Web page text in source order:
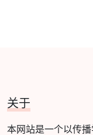
关于
本网站是一个以传